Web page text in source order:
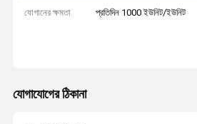
যোগানের ক্ষমতা প্রতিদিন 1000 ইউনিট/ইউনিট
যোগাযোগের ঠিকানা